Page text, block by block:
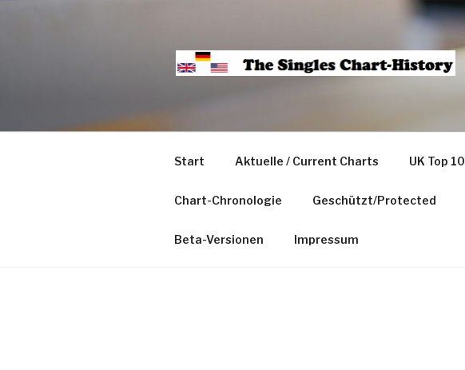
Start Aktuelle / Current Charts UK Top 10
Chart-Chronologie Geschützt/Protected
Beta-Versionen Impressum